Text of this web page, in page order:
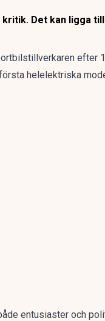
Det kan ligga
efter
helelektriska
entusiaster och